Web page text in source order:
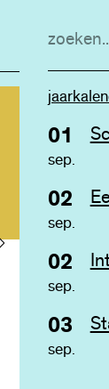
Rudolf
01
sep.
02
sep.
02
sep.
03
sep.